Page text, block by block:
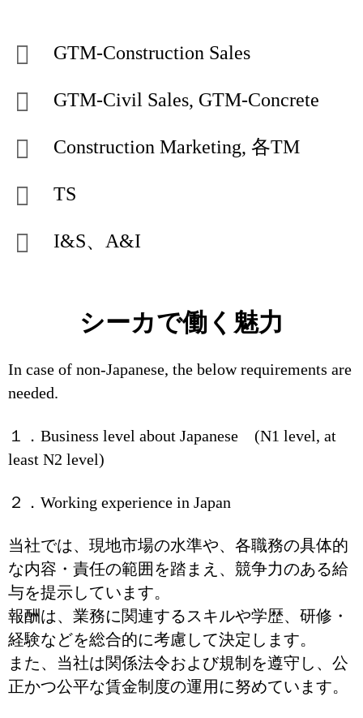
GTM-Construction Sales
GTM-Civil Sales, GTM-Concrete
Construction Marketing, 各TM
TS
I&S、A&I
シーカで働く魅力
In case of non-Japanese, the below requirements are
needed.
１．Business level about Japanese (N1 level, at
least N2 level)
２．Working experience in Japan
当社では、現地市場の水準や、各職務の具体的
な内容・責任の範囲を踏まえ、競争力のある給
与を提示しています。
報酬は、業務に関連するスキルや学歴、研修・
経験などを総合的に考慮して決定します。
また、当社は関係法令および規制を遵守し、公
正かつ公平な賃金制度の運用に努めています。